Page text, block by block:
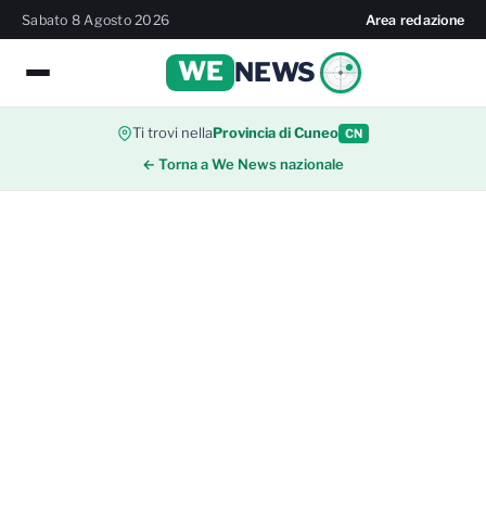
Sabato 8 Agosto 2026 Area redazione
WE NEWS
Ti trovi nellaProvincia di Cuneo CN
← Torna a We News nazionale